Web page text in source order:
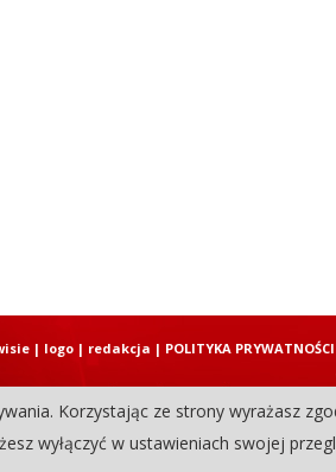
Copyright
| logo| redakcja | POLITYKA PRYWATNOŚCI
Korzystając ze strony wyrażasz
wyłączyć w ustawieniach swojej